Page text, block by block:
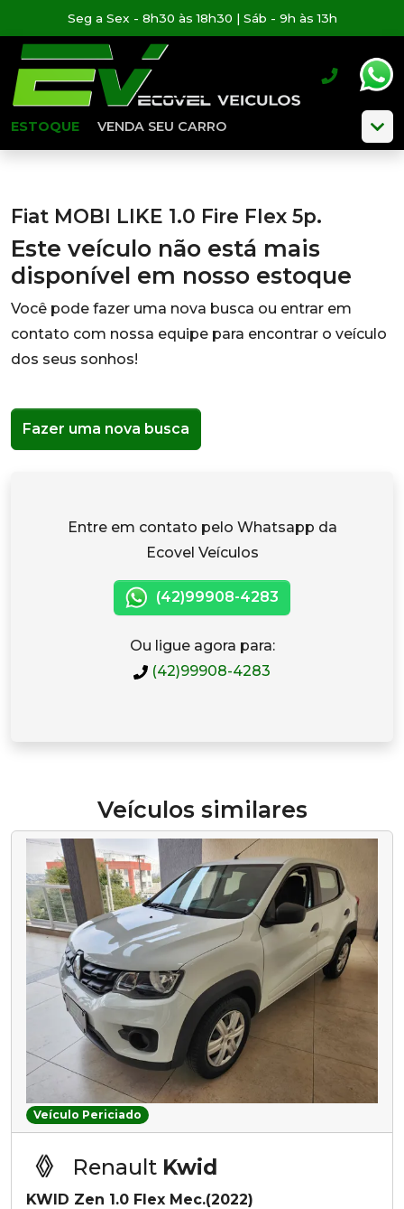
Seg a Sex - 8h30 às 18h30 | Sáb - 9h às 13h
ESTOQUE VENDA SEU CARRO
Fiat MOBI LIKE 1.0 Fire Flex 5p.
Este veículo não está mais
disponível em nosso estoque
Você pode fazer uma nova busca ou entrar em
contato com nossa equipe para encontrar o veículo
dos seus sonhos!
Fazer uma nova busca
Entre em contato pelo Whatsapp da
Ecovel Veículos
(42)99908-4283
Ou ligue agora para:
(42)99908-4283
Veículos similares
Veículo Periciado
Renault Kwid
KWID Zen 1.0 Flex Mec.(2022)